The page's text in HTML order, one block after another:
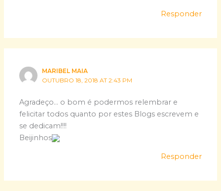
Responder
MARIBEL MAIA
OUTUBRO 18, 2018 AT 2:43 PM
Agradeço… o bom é podermos relembrar e
felicitar todos quanto por estes Blogs escrevem e
se dedicam!!!!
Beijinhos
Responder